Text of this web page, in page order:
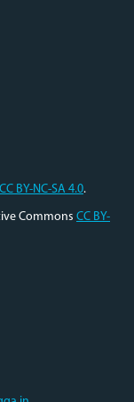
CC BY-NC-SA 4.0.
Commons CC BY-